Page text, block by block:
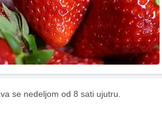
se nedeljom od 8 sati ujutru.